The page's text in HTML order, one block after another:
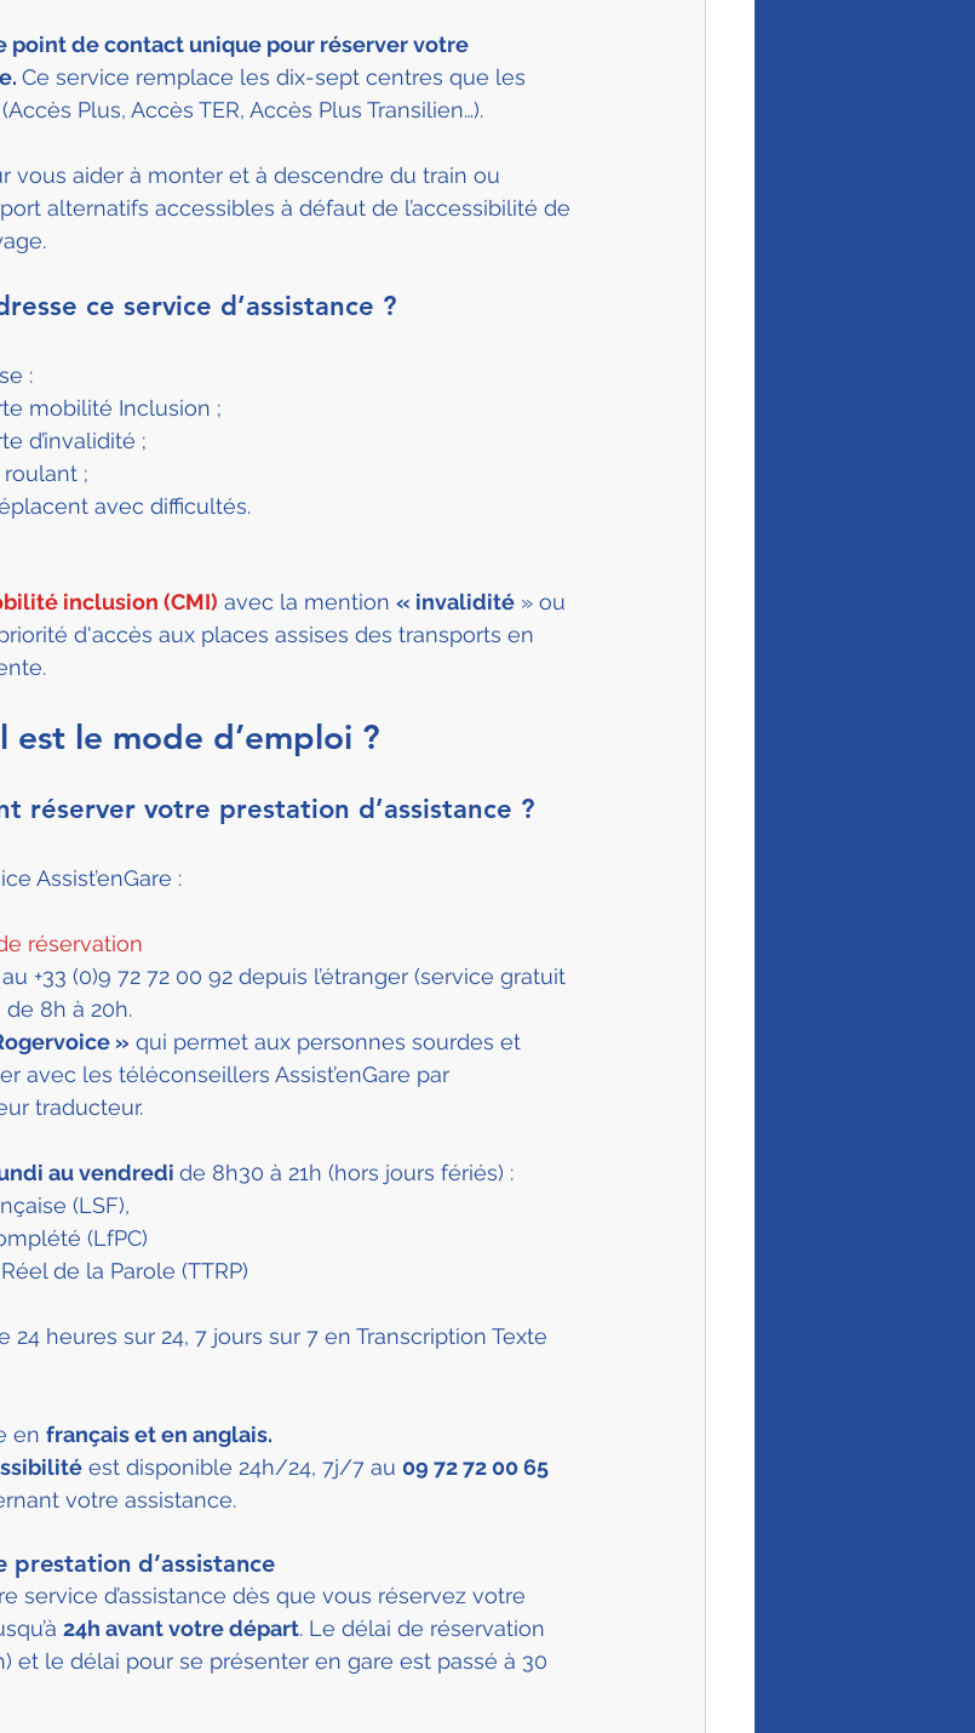
point de contact unique pour réserver votre
Ce service remplace les dix-sept centres que les
Plus, Accès TER, Accès Plus Transilien…).
vous aider à monter et à descendre du train ou
alternatifs accessibles à défaut de l’accessibilité de
ce service d’assistance ?
:
mobilité Inclusion ;
d’invalidité ;
;
avec difficultés.
inclusion (CMI) avec la mention « invalidité » ou
d'accès aux places assises des transports en
est le mode d’emploi ?
réserver votre prestation d’assistance ?
Assist’enGare :
réservation
+33 (0)9 72 72 00 92 depuis l’étranger (service gratuit
de 8h à 20h.
» qui permet aux personnes sourdes et
avec les téléconseillers Assist’enGare par
traducteur.
au vendredi de 8h30 à 21h (hors jours fériés) :
(LSF),
(LfPC)
de la Parole (TTRP)
heures sur 24, 7 jours sur 7 en Transcription Texte
en français et en anglais.
est disponible 24h/24, 7j/7 au 09 72 72 00 65
votre assistance.
d’assistance
service d’assistance dès que vous réservez votre
24h avant votre départ. Le délai de réservation
et le délai pour se présenter en gare est passé à 30